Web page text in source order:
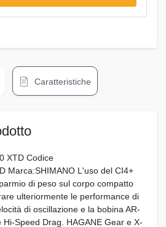
Caratteristiche
XTD Codice
Marca:SHIMANO L'uso del CI4+
di peso sul corpo compatto
ulteriormente le performance di
di oscillazione e la bobina AR-
Speed Drag. HAGANE Gear e X-